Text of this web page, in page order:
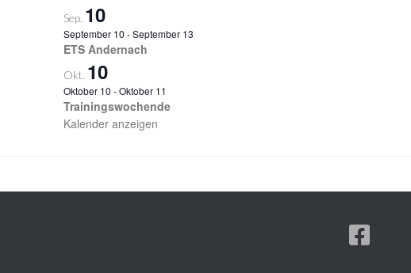
Sep. 10
September 10 -September 13
ETS Andernach
Okt. 10
Oktober 10 -Oktober 11
Trainingswochende
Kalender anzeigen